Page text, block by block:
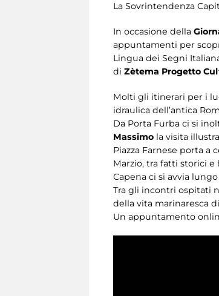
La Sovrintendenza
In occasione della
appuntamenti per
Lingua dei Segni
di Zètema Progetto
Molti gli itinerari per i
idraulica dell’antica
Da Porta Furba ci si
Massimo la visita
Piazza Farnese porta
Marzio, tra fatti storici
Capena ci si avvia
Tra gli incontri ospitati
della vita marinaresca
Un appuntamento